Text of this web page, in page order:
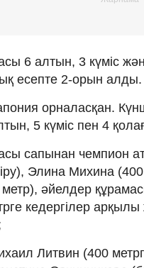
6 алтын, 3 күміс
есепте 2-орын алды.
орналасқан.
5 күміс пен 4
сапынан чемпион
Элина Михина
әйелдер
кедергілер
Литвин (400